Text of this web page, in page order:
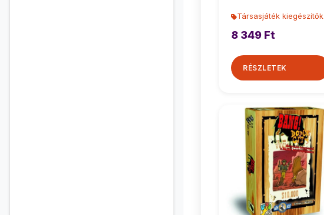
Társasjáték kiegészítők
8 349 Ft
RÉSZLETEK